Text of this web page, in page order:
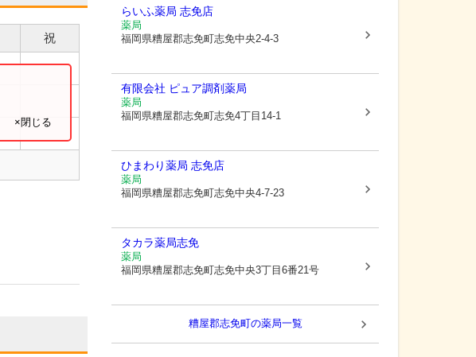
祝
×閉じる
らいふ薬局 志免店
薬局
福岡県糟屋郡志免町志免中央2-4-3
有限会社 ピュア調剤薬局
薬局
福岡県糟屋郡志免町志免4丁目14-1
ひまわり薬局 志免店
薬局
福岡県糟屋郡志免町志免中央4-7-23
タカラ薬局志免
薬局
福岡県糟屋郡志免町志免中央3丁目6番21号
糟屋郡志免町の薬局一覧